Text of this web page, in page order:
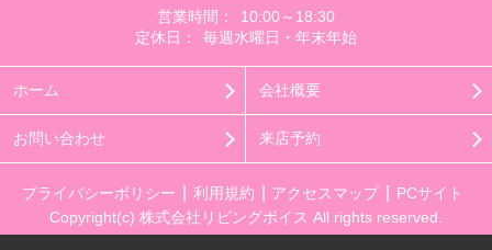
営業時間：
10:00～18:30
定休日：
毎週水曜日・年末年始
ホーム 会社概要
お問い合わせ 来店予約
プライバシーポリシー 利用規約 アクセスマップ
PCサイト
Copyright(c) 株式会社リビングボイス All rights reserved.